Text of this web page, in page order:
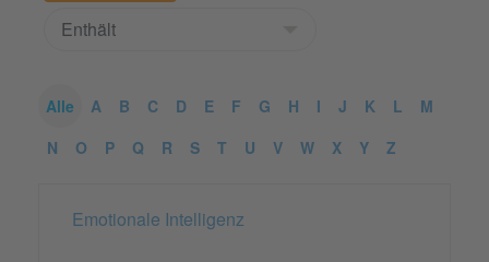
Alle A B C D E F G H I J K L
M
N
O P Q R S T U V W X Y Z
Emotionale Intelligenz